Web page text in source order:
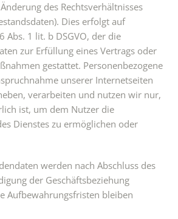
des Rechtsverhältnisses
Dies erfolgt auf
Abs. 1 lit. b DSGVO, der die
zur Erfüllung eines Vertrags oder
gestattet. Personenbezogene
unserer Internetseiten
verarbeiten und nutzen wir nur,
ist, um dem Nutzer die
Dienstes zu ermöglichen oder
werden nach Abschluss des
der Geschäftsbeziehung
Aufbewahrungsfristen bleiben